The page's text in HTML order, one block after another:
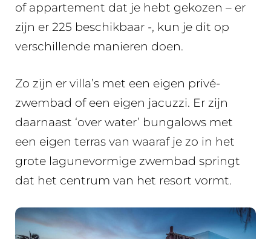
of appartement dat je hebt gekozen – er
zijn er 225 beschikbaar -, kun je dit op
verschillende manieren doen.
Zo zijn er villa’s met een eigen privé-
zwembad of een eigen jacuzzi. Er zijn
daarnaast ‘over water’ bungalows met
een eigen terras van waaraf je zo in het
grote lagunevormige zwembad springt
dat het centrum van het resort vormt.